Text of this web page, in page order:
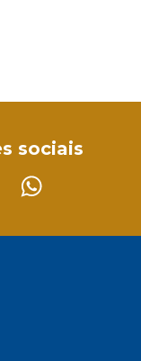
sociais